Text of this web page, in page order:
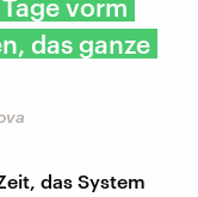
vorm
das ganze
das System